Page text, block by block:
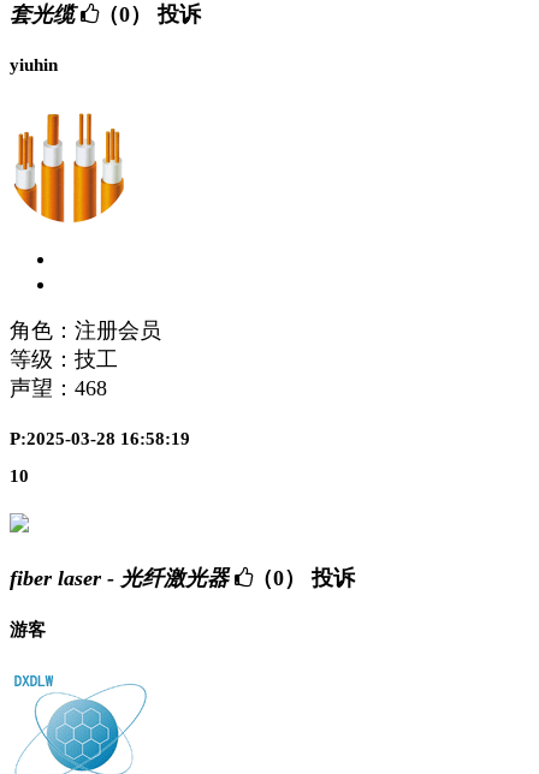
套光缆
（0） 投诉
yiuhin
角色：注册会员
等级：技工
声望： 468
P:2025-03-28 16:58:19
10
fiber laser - 光纤激光器 （0） 投诉
游客